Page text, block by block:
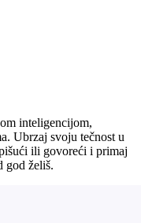
inteligencijom,
Ubrzaj svoju tečnost u
ili govoreći i primaj
god želiš.